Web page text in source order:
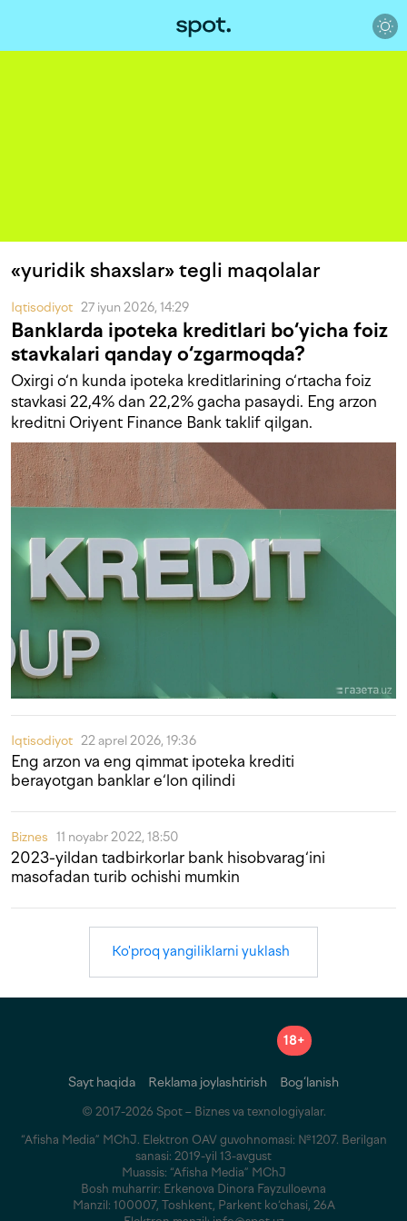
«yuridik shaxslar» tegli maqolalar
Iqtisodiyot 27 iyun 2026, 14:29
Banklarda ipoteka kreditlari bo‘yicha foiz
stavkalari qanday o‘zgarmoqda?
Oxirgi o‘n kunda ipoteka kreditlarining o‘rtacha foiz
stavkasi 22,4% dan 22,2% gacha pasaydi. Eng arzon
kreditni Oriyent Finance Bank taklif qilgan.
Iqtisodiyot 22 aprel 2026, 19:36
Eng arzon va eng qimmat ipoteka krediti
berayotgan banklar e‘lon qilindi
Biznes 11 noyabr 2022, 18:50
2023-yildan tadbirkorlar bank hisobvarag‘ini
masofadan turib ochishi mumkin
Ko'proq yangiliklarni yuklash
18+
Sayt haqida Reklama joylashtirish Bog‘lanish
© 2017-2026 Spot – Biznes va texnologiyalar.
“Afisha Media” MChJ. Elektron OAV guvohnomasi: №1207. Berilgan
sanasi: 2019-yil 13-avgust
Muassis: “Afisha Media” MChJ
Bosh muharrir: Erkenova Dinora Fayzulloevna
Manzil: 100007, Toshkent, Parkent ko‘chasi, 26A